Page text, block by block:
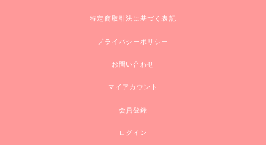
特定商取引法に基づく表記
プライバシーポリシー
お問い合わせ
マイアカウント
会員登録
ログイン